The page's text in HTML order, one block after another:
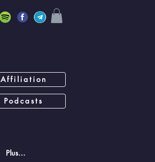
Affiliation
Podcasts
Plus...